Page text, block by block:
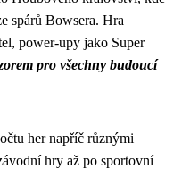
spárů Bowsera. Hra
power-upy jako Super
pro všechny budoucí
her napříč různými
hry až po sportovní